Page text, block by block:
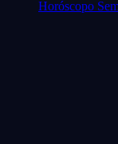
Horóscopo